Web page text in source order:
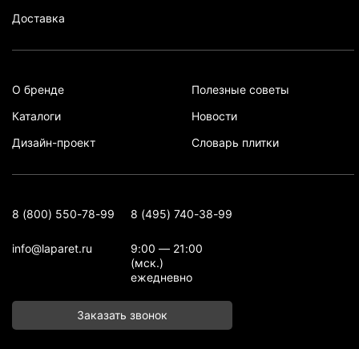
Доставка
О бренде
Каталоги
Дизайн-проект
Полезные советы
Новости
Словарь плитки
8 (800) 550-78-99 8 (495) 740-38-99
info@laparet.ru
9:00 — 21:00
(мск.)
ежедневно
Заказать звонок